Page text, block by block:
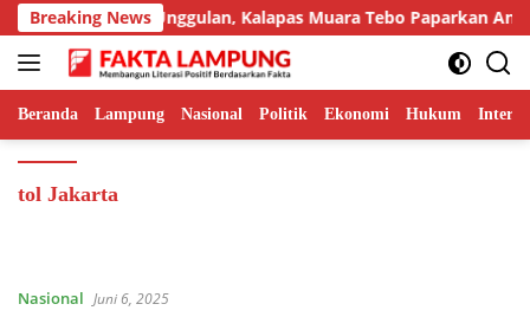
Langsung
ke
konten
Breaking News
Inovasi Unggulan, Kalapas Muara Tebo Paparkan Anev
Beranda Lampung Nasional Politik Ekonomi Hukum
tol Jakarta
Nasional Juni 6, 2025